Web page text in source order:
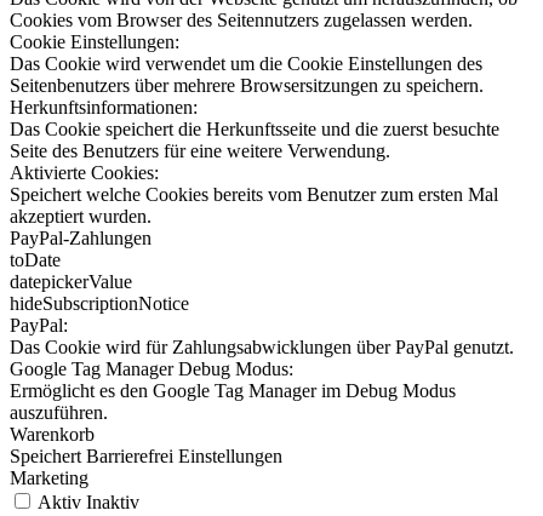
Cookies vom Browser des Seitennutzers zugelassen werden.
Cookie Einstellungen:
Das Cookie wird verwendet um die Cookie Einstellungen des
Seitenbenutzers über mehrere Browsersitzungen zu speichern.
Herkunftsinformationen:
Das Cookie speichert die Herkunftsseite und die zuerst besuchte
Seite des Benutzers für eine weitere Verwendung.
Aktivierte Cookies:
Speichert welche Cookies bereits vom Benutzer zum ersten Mal
akzeptiert wurden.
PayPal-Zahlungen
toDate
datepickerValue
hideSubscriptionNotice
PayPal:
Das Cookie wird für Zahlungsabwicklungen über PayPal genutzt.
Google Tag Manager Debug Modus:
Ermöglicht es den Google Tag Manager im Debug Modus
auszuführen.
Warenkorb
Speichert Barrierefrei Einstellungen
Marketing
Aktiv Inaktiv